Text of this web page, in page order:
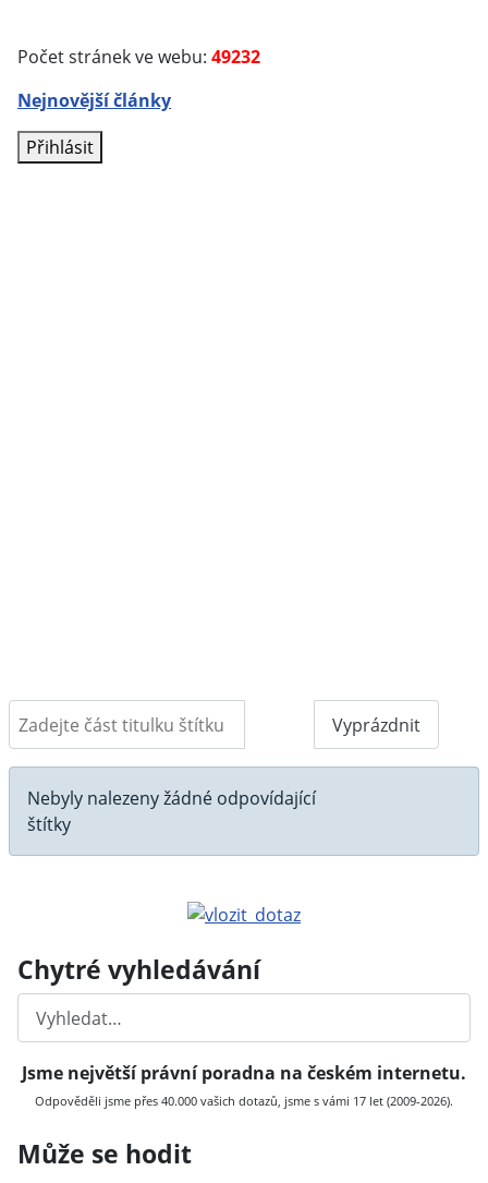
Počet stránek ve webu: 49232
Nejnovější články
Přihlásit
Zadejte část titulku štítku
Vyprázdnit
Informace
Nebyly nalezeny žádné odpovídající
štítky
Chytré vyhledávání
Hledat
Jsme největší právní poradna na českém internetu.
Odpověděli jsme přes 40.000 vašich dotazů, jsme s vámi 17 let (2009-2026).
Může se hodit